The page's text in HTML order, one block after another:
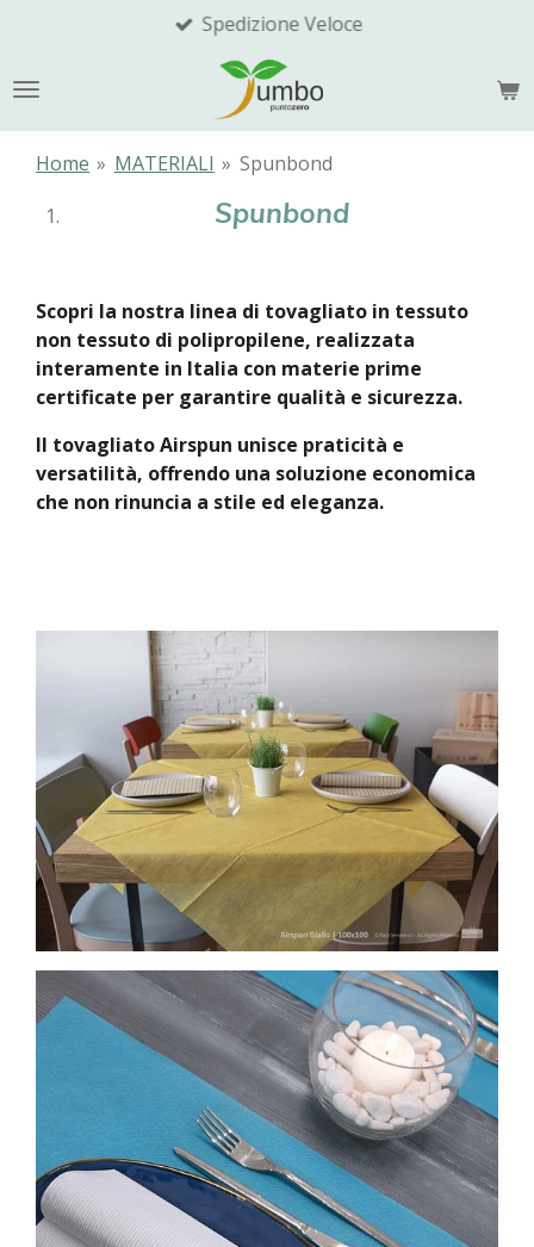
contenuto
Spedizione Veloce
Home » MATERIALI » Spunbond
Spunbond
Scopri la nostra linea di tovagliato in tessuto
non tessuto di polipropilene, realizzata
interamente in Italia con materie prime
certificate per garantire qualità e sicurezza.
Il tovagliato Airspun unisce praticità e
versatilità, offrendo una soluzione economica
che non rinuncia a stile ed eleganza.